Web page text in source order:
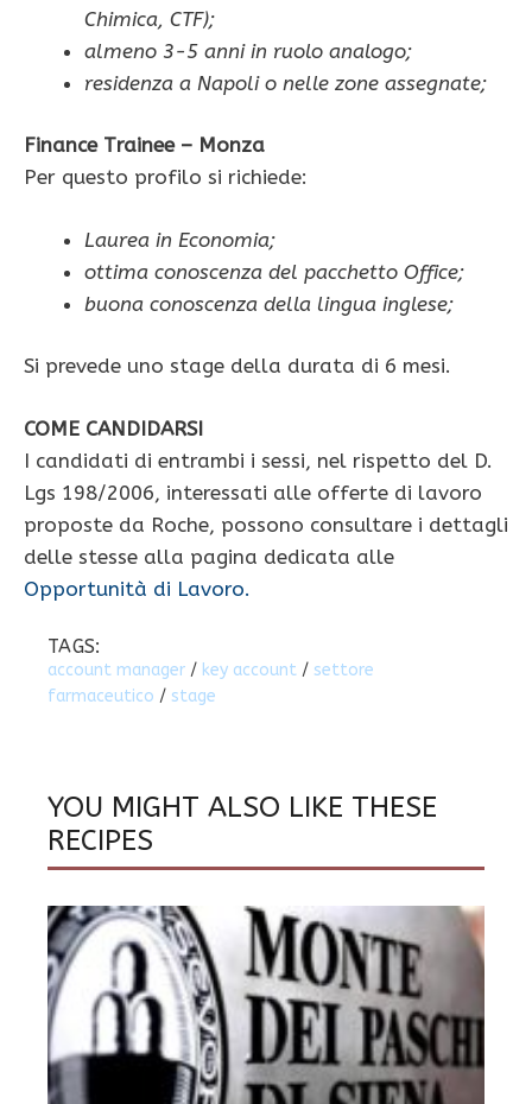
Chimica, CTF);
almeno 3-5 anni in ruolo analogo;
residenza a Napoli o nelle zone assegnate;
Finance Trainee – Monza
Per questo profilo si richiede:
Laurea in Economia;
ottima conoscenza del pacchetto Office;
buona conoscenza della lingua inglese;
Si prevede uno stage della durata di 6 mesi.
COME CANDIDARSI
I candidati di entrambi i sessi, nel rispetto del D.
Lgs 198/2006, interessati alle offerte di lavoro
proposte da Roche, possono consultare i dettagli
delle stesse alla pagina dedicata alle
Opportunità di Lavoro.
TAGS:
account manager / key account / settore
farmaceutico / stage
YOU MIGHT ALSO LIKE THESE
RECIPES